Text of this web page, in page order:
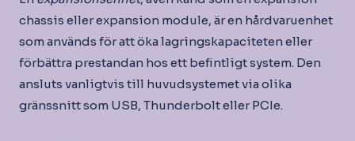
chassis eller expansion module, är en hårdvaruenhet
som används för att öka lagringskapaciteten eller
förbättra prestandan hos ett befintligt system. Den
ansluts vanligtvis till huvudsystemet via olika
gränssnitt som USB, Thunderbolt eller PCIe.